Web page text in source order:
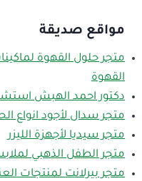
مواقع صديقة
متجر حلول القهوة
القهوة
دكتور احمد الهبش
متجر سدال لأجود انواع
متجر سيديا لأجهزة الليزر
متجر الطفل الذهبي
متجر بيرلانت لمنتجات